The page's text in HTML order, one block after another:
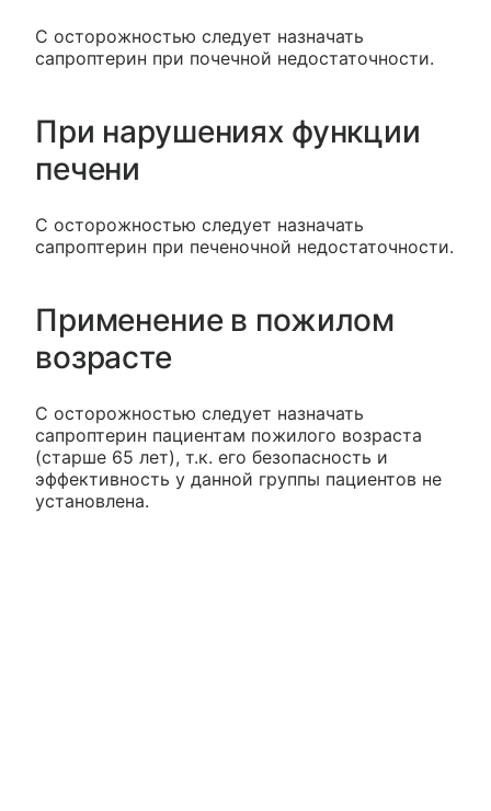
С осторожностью следует назначать
сапроптерин при почечной недостаточности.
При нарушениях функции
печени
С осторожностью следует назначать
сапроптерин при печеночной недостаточности.
Применение в пожилом
возрасте
С осторожностью следует назначать
сапроптерин пациентам пожилого возраста
(старше 65 лет), т.к. его безопасность и
эффективность у данной группы пациентов не
установлена.